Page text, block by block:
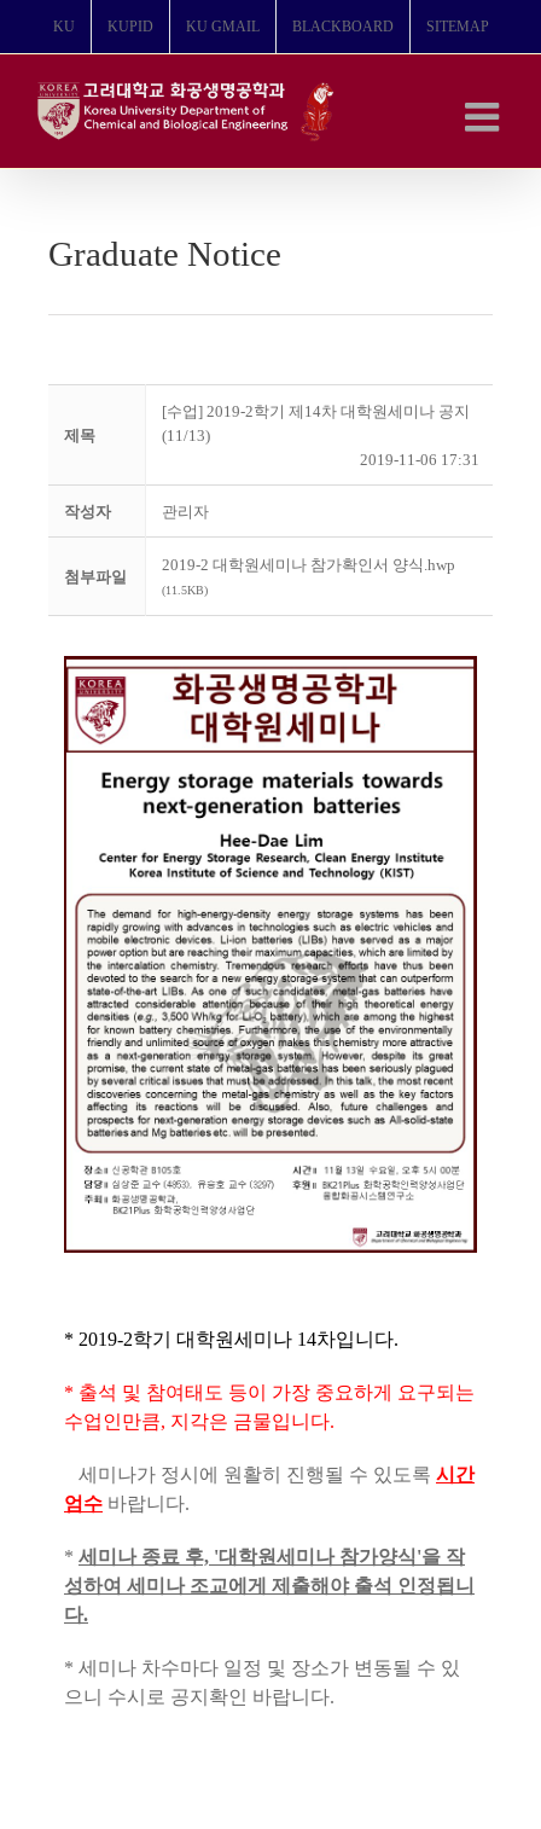
뛰
KU KUPID KU GMAIL BLACKBOARD SITEMAP
Graduate Notice
제목
[수업] 2019-2학기 제14차 대학원세미나 공지
(11/13)
2019-11-06 17:31
작성자 관리자
첨부파일
2019-2 대학원세미나 참가확인서 양식.hwp
(11.5KB)
* 2019-2학기 대학원세미나 14차입니다.
* 출석 및 참여태도 등이 가장 중요하게 요구되는
수업인만큼, 지각은 금물입니다.
세미나가 정시에 원활히 진행될 수 있도록 시간
엄수 바랍니다.
* 세미나 종료 후, '대학원세미나 참가양식'을 작
성하여 세미나 조교에게 제출해야 출석 인정됩니
다.
* 세미나 차수마다 일정 및 장소가 변동될 수 있
으니 수시로 공지확인 바랍니다.